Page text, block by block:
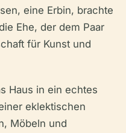
eine Erbin, brachte
Ehe, der dem Paar
für Kunst und
Haus in ein echtes
eklektischen
Möbeln und